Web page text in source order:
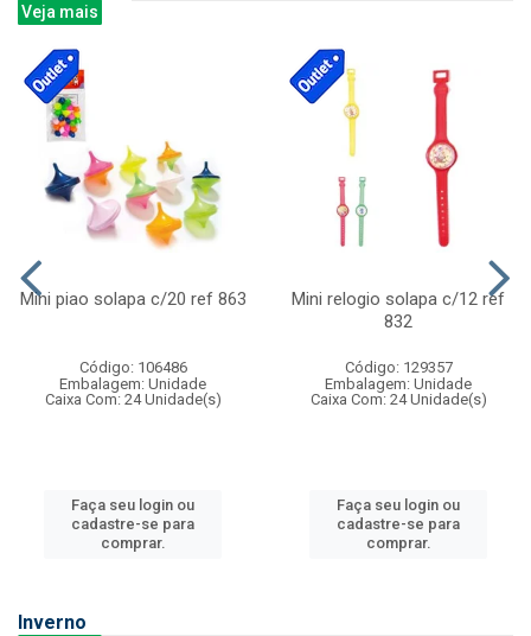
Veja mais
Mini piao solapa c/20 ref 863
Código: 106486
Embalagem: Unidade
Caixa Com: 24 Unidade(s)
Faça seu login ou
cadastre-se para
comprar.
Mini relogio solapa c/12 ref
832
Código: 129357
Embalagem: Unidade
Caixa Com: 24 Unidade(s)
Faça seu login ou
cadastre-se para
comprar.
Inverno